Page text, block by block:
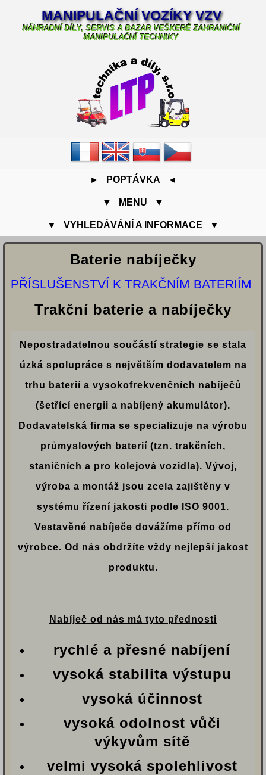
MANIPULAČNÍ VOZÍKY VZV
NÁHRADNÍ DÍLY, SERVIS A BAZAR VEŠKERÉ ZAHRANIČNÍ
MANIPULAČNÍ TECHNIKY
► POPTÁVKA ◄
▼ MENU ▼
▼ VYHLEDÁVÁNÍ A INFORMACE ▼
Baterie nabíječky
PŘÍSLUŠENSTVÍ K TRAKČNÍM BATERIÍM
Trakční baterie a nabíječky
Nepostradatelnou součástí strategie se stala
úzká spolupráce s největším dodavatelem na
trhu baterií a vysokofrekvenčních nabíječů
(šetřící energii a nabíjený akumulátor).
Dodavatelská firma se specializuje na výrobu
průmyslových baterií (tzn. trakčních,
staničních a pro kolejová vozidla). Vývoj,
výroba a montáž jsou zcela zajištěny v
systému řízení jakosti podle ISO 9001.
Vestavěné nabíječe dovážíme přímo od
výrobce. Od nás obdržíte vždy nejlepší jakost
produktu.
Nabíječ od nás má tyto přednosti
rychlé a přesné nabíjení
vysoká stabilita výstupu
vysoká účinnost
vysoká odolnost vůči
výkyvům sítě
velmi vysoká spolehlivost